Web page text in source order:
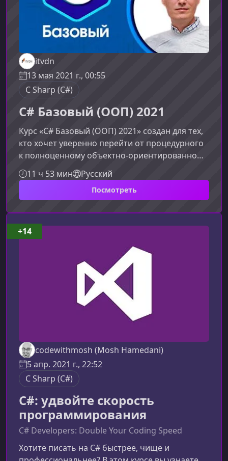
itvdn
13 мая 2021 г., 00:55
C Sharp (C#)
C# Базовый (ООП) 2021
Курс «C# Базовый (ООП) 2021» создан для тех,
кто хочет уверенно перейти от процедурного
к полноценному объектно-ориентированному
программированию. В формате понятных
объяснений и практических примеров вы
освоите все ключевые принципы ООП на C# и
разработки.Что представляет собой
курсОбновлённый и расширенный курс
охватывает современные возможности языка
C#, включая последние изменения и практики
11 ч 53 мин Русский
Посмотреть
codewithmosh (Mosh Hamedani)
5 апр. 2021 г., 22:52
C Sharp (C#)
C#: удвойте скорость
программирования
C# Developers: Double Your Coding Speed
Хотите писать на C# быстрее, чище и
+14